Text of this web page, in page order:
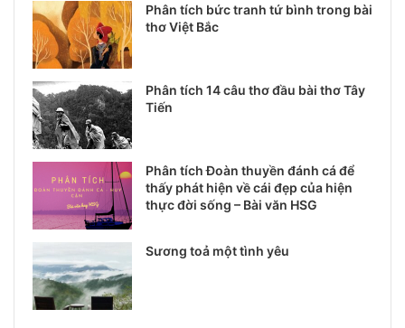
Phân tích bức tranh tứ bình trong bài
thơ Việt Bắc
Phân tích 14 câu thơ đầu bài thơ Tây
Tiến
Phân tích Đoàn thuyền đánh cá để
thấy phát hiện về cái đẹp của hiện
thực đời sống – Bài văn HSG
Sương toả một tình yêu